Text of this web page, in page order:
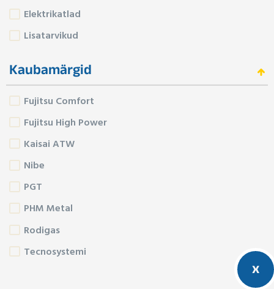
Elektrikatlad
Lisatarvikud
Kaubamärgid
Fujitsu Comfort
Fujitsu High Power
Kaisai ATW
Nibe
PGT
PHM Metal
Rodigas
Tecnosystemi
x